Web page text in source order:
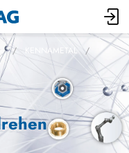
KENNAMETAL